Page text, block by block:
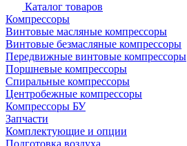
Каталог товаров
Компрессоры
Винтовые масляные компрессоры
Винтовые безмасляные компрессоры
Передвижные винтовые компрессоры
Поршневые компрессоры
Спиральные компрессоры
Центробежные компрессоры
Компрессоры БУ
Запчасти
Комплектующие и опции
Подготовка воздуха